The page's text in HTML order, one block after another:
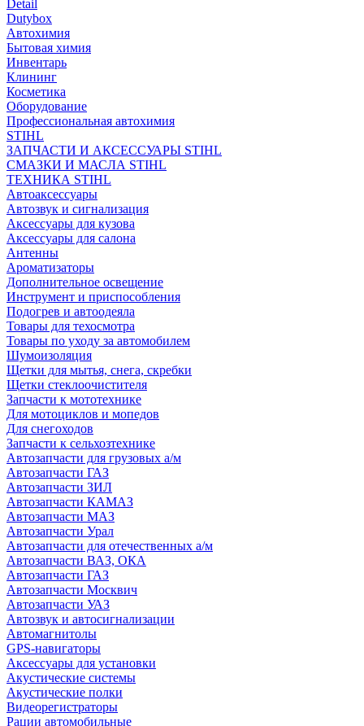
Detail
Dutybox
Автохимия
Бытовая химия
Инвентарь
Клининг
Косметика
Оборудование
Профессиональная автохимия
STIHL
ЗАПЧАСТИ И АКСЕССУАРЫ STIHL
СМАЗКИ И МАСЛА STIHL
ТЕХНИКА STIHL
Автоаксессуары
Автозвук и сигнализация
Аксессуары для кузова
Аксессуары для салона
Антенны
Ароматизаторы
Дополнительное освещение
Инструмент и приспособления
Подогрев и автоодеяла
Товары для техосмотра
Товары по уходу за автомобилем
Шумоизоляция
Щетки для мытья, снега, скребки
Щетки стеклоочистителя
Запчасти к мототехнике
Для мотоциклов и мопедов
Для снегоходов
Запчасти к сельхозтехнике
Автозапчасти для грузовых а/м
Автозапчасти ГАЗ
Автозапчасти ЗИЛ
Автозапчасти КАМАЗ
Автозапчасти МАЗ
Автозапчасти Урал
Автозапчасти для отечественных а/м
Автозапчасти ВАЗ, ОКА
Автозапчасти ГАЗ
Автозапчасти Москвич
Автозапчасти УАЗ
Автозвук и автосигнализации
Автомагнитолы
GPS-навигаторы
Аксессуары для установки
Акустические системы
Акустические полки
Видеорегистраторы
Рации автомобильные